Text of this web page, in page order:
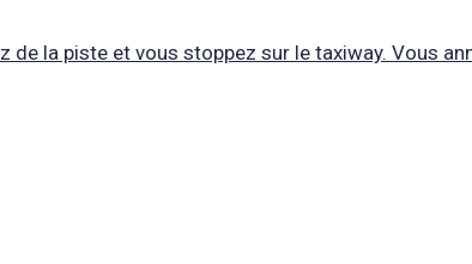
de la piste et vous stoppez sur le taxiway. Vous